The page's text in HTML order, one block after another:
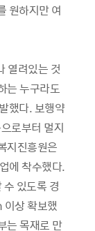
원하지만 여
열려있는 것
는 누구라도
했다. 보행약
로부터 멀지
지진흥원은
에 착수했다.
있도록 경
상 확보했
는 목재로 만